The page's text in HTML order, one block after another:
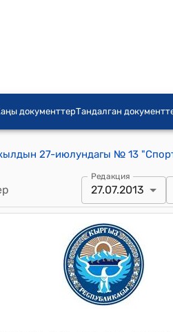
документтерТандалган
Редакция
27.07.2013